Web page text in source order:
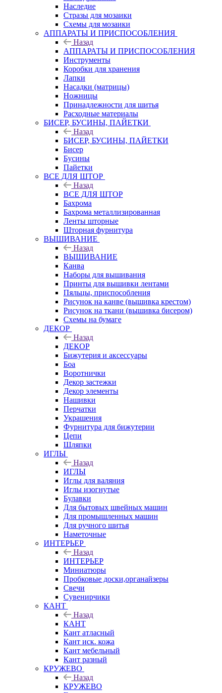
Наследие
Стразы для мозаики
Схемы для мозаики
АППАРАТЫ И ПРИСПОСОБЛЕНИЯ
Назад
АППАРАТЫ И ПРИСПОСОБЛЕНИЯ
Инструменты
Коробки для хранения
Лапки
Насадки (матрицы)
Ножницы
Принадлежности для шитья
Расходные материалы
БИСЕР, БУСИНЫ, ПАЙЕТКИ
Назад
БИСЕР, БУСИНЫ, ПАЙЕТКИ
Бисер
Бусины
Пайетки
ВСЕ ДЛЯ ШТОР
Назад
ВСЕ ДЛЯ ШТОР
Бахрома
Бахрома металлизированная
Ленты шторные
Шторная фурнитура
ВЫШИВАНИЕ
Назад
ВЫШИВАНИЕ
Канва
Наборы для вышивания
Принты для вышивки лентами
Пяльцы, приспособления
Рисунок на канве (вышивка крестом)
Рисунок на ткани (вышивка бисером)
Схемы на бумаге
ДЕКОР
Назад
ДЕКОР
Бижутерия и аксессуары
Боа
Воротнички
Декор застежки
Декор элементы
Нашивки
Перчатки
Украшения
Фурнитура для бижутерии
Цепи
Шляпки
ИГЛЫ
Назад
ИГЛЫ
Иглы для валяния
Иглы изогнутые
Булавки
Для бытовых швейных машин
Для промышленных машин
Для ручного шитья
Наметочные
ИНТЕРЬЕР
Назад
ИНТЕРЬЕР
Миниатюры
Пробковые доски,органайзеры
Свечи
Сувенирчики
КАНТ
Назад
КАНТ
Кант атласный
Кант иск. кожа
Кант мебельный
Кант разный
КРУЖЕВО
Назад
КРУЖЕВО